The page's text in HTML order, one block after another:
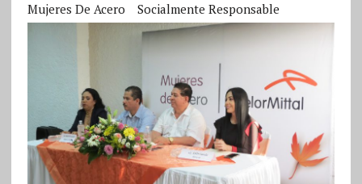
Mujeres De Acero
Socialmente Responsable